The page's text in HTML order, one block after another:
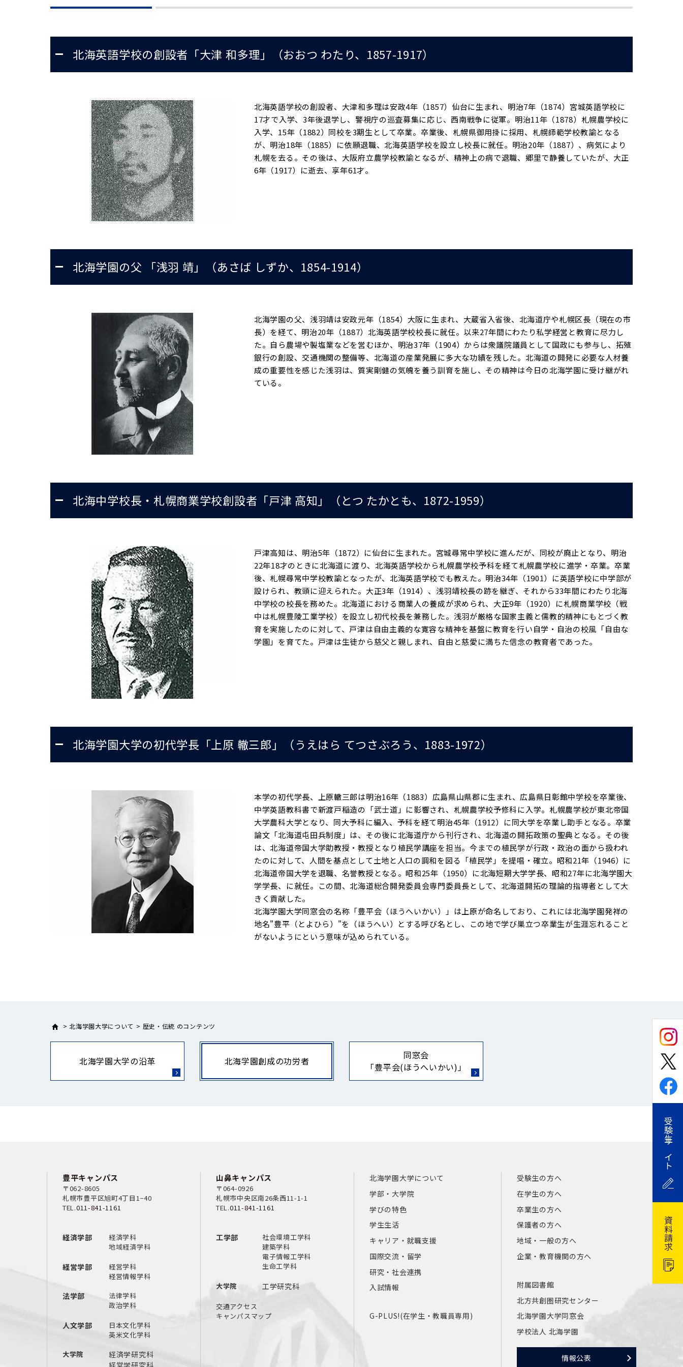
北海英語学校の創設者「大津 和多理」（おおつ わたり、1857-1917）
北海英語学校の創設者、大津和多理は安政4年（1857）仙台に生まれ、明治7年（1874）宮城英語学校に
17才で入学、3年後退学し、警視庁の巡査募集に応じ、西南戦争に従軍。明治11年（1878）札幌農学校に
入学、15年（1882）同校を3期生として卒業。卒業後、札幌県御用掛に採用、札幌師範学校教諭となる
が、明治18年（1885）に依願退職、北海英語学校を設立し校長に就任。明治20年（1887）、病気により
札幌を去る。その後は、大阪府立農学校教諭となるが、精神上の病で退職、郷里で静養していたが、大正
6年（1917）に逝去、享年61才。
北海学園の父 「浅羽 靖」（あさば しずか、1854-1914）
北海学園の父、浅羽靖は安政元年（1854）大阪に生まれ、大蔵省入省後、北海道庁や札幌区長（現在の市
長）を経て、明治20年（1887）北海英語学校校長に就任。以来27年間にわたり私学経営と教育に尽力し
た。自ら農場や製塩業などを営むほか、明治37年（1904）からは衆議院議員として国政にも参与し、拓殖
銀行の創設、交通機関の整備等、北海道の産業発展に多大な功績を残した。北海道の開発に必要な人材養
成の重要性を感じた浅羽は、質実剛健の気魄を養う訓育を施し、その精神は今日の北海学園に受け継がれ
ている。
北海中学校長・札幌商業学校創設者「戸津 高知」（とつ たかとも、1872-1959）
戸津高知は、明治5年（1872）に仙台に生まれた。宮城尋常中学校に進んだが、同校が廃止となり、明治
22年18才のときに北海道に渡り、北海英語学校から札幌農学校予科を経て札幌農学校に進学・卒業。卒業
後、札幌尋常中学校教諭となったが、北海英語学校でも教えた。明治34年（1901）に英語学校に中学部が
設けられ、教頭に迎えられた。大正3年（1914）、浅羽靖校長の跡を継ぎ、それから33年間にわたり北海
中学校の校長を務めた。北海道における商業人の養成が求められ、大正9年（1920）に札幌商業学校（戦
中は札幌豊陵工業学校）を設立し初代校長を兼務した。浅羽が厳格な国家主義と儒教的精神にもとづく教
育を実施したのに対して、戸津は自由主義的な寛容な精神を基盤に教育を行い自学・自治の校風「自由な
学園」を育てた。戸津は生徒から慈父と親しまれ、自由と慈愛に満ちた信念の教育者であった。
北海学園大学の初代学長「上原 轍三郎」（うえはら てつさぶろう、1883-1972）
本学の初代学長、上原轍三郎は明治16年（1883）広島県山県郡に生まれ、広島県日彰館中学校を卒業後、
中学英語教科書で新渡戸稲造の「武士道」に影響され、札幌農学校予修科に入学。札幌農学校が東北帝国
大学農科大学となり、同大予科に編入、予科を経て明治45年（1912）に同大学を卒業し助手となる。卒業
論文「北海道屯田兵制度」は、その後に北海道庁から刊行され、北海道の開拓政策の聖典となる。その後
は、北海道帝国大学助教授・教授となり植民学講座を担当。今までの植民学が行政・政治の面から扱われ
たのに対して、人間を基点として土地と人口の調和を図る「植民学」を提唱・確立。昭和21年（1946）に
北海道帝国大学を退職、名誉教授となる。昭和25年（1950）に北海短期大学学長、昭和27年に北海学園大
学学長、に就任。この間、北海道総合開発委員会専門委員長として、北海道開拓の理論的指導者として大
きく貢献した。
北海学園大学同窓会の名称「豊平会（ほうへいかい）」は上原が命名しており、これには北海学園発祥の
地名"豊平（とよひら）"を（ほうへい）とする呼び名とし、この地で学び巣立つ卒業生が生涯忘れること
がないようにという意味が込められている。
北海学園大学について 歴史・伝統 のコンテンツ
北海学園大学の沿革 北海学園創成の功労者
同窓会
「豊平会(ほうへいかい)」
受験生サイト
資料請求
豊平キャンパス
〒062-8605
札幌市豊平区旭町4丁目1−40
TEL.011-841-1161
経済学部
経済学科
地域経済学科
経営学部
経営学科
経営情報学科
法学部
法律学科
政治学科
人文学部
日本文化学科
英米文化学科
大学院
経済学研究科
山鼻キャンパス
〒064-0926
札幌市中央区南26条西11-1-1
TEL.011-841-1161
工学部
社会環境工学科
建築学科
電子情報工学科
生命工学科
大学院 工学研究科
交通アクセス
キャンパスマップ
北海学園大学について
学部・大学院
学びの特色
学生生活
キャリア・就職支援
国際交流・留学
研究・社会連携
入試情報
G-PLUS!(在学生・教職員専用)
受験生の方へ
在学生の方へ
卒業生の方へ
保護者の方へ
地域・一般の方へ
企業・教育機関の方へ
附属図書館
北方共創圏研究センター
北海学園大学同窓会
学校法人 北海学園
情報公表